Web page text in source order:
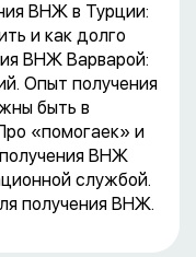
ВНЖ в Турции:
и как долго
ВНЖ Варварой:
Опыт получения
быть в
«помогаек» и
ВНЖ
службой.
получения ВНЖ.